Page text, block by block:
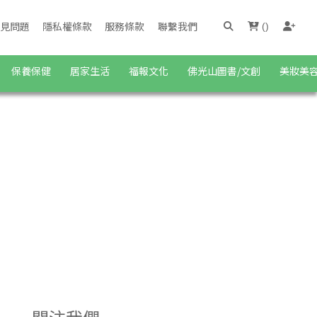
問題 隱私權條款 服務條款 聯繫我們 ()
保養保健 居家生活 福報文化 佛光山圖書/文創 美妝美